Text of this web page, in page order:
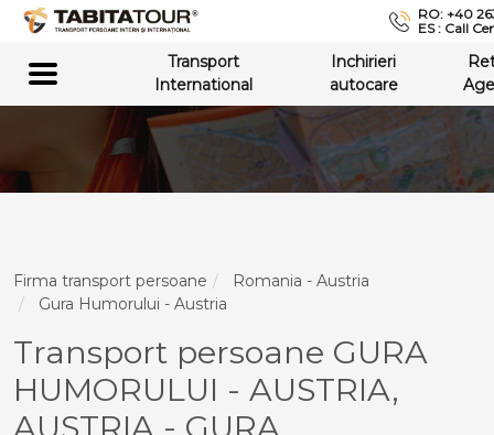
RO: +40
ES : Call
Transport
International
Inchirieri
autocare
Firma transport persoane
Romania - Austria
Gura Humorului - Austria
Transport persoane GURA
HUMORULUI - AUSTRIA,
AUSTRIA - GURA